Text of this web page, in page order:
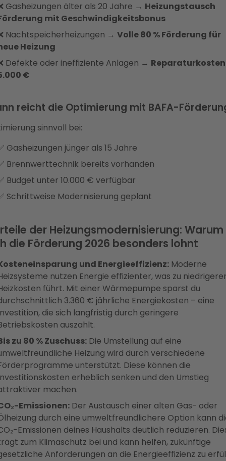
Gasheizungen älter als 20 Jahre → Heizungstausch
mit Geschwindigkeitsbonus
Nachtspeicherheizungen → Volle 80 % Förderung für
Heizung
Defekte oder ineffiziente Anlagen → Reparaturkosten
€
reicht die Optimierung mit BAFA-
sinnvoll bei:
Gasheizungen jünger als 15 Jahre
Brennwerttechnik bereits vorhanden
Budget unter 10.000 € verfügbar
Schrittweise Modernisierung geplant
der Heizungsmodernisierung: Warum
die Förderung 2026 besonders lohnt
und Energieeffizienz: Moderne
nutzen Energie effizienter, was zu
führt. Mit einer Wärmepumpe sparst du
3.360 € jährliche Energiekosten – eine
die sich langfristig durch geringere
auszahlt.
zu 80 % Zuschuss: Die Umstellung auf eine
Heizung wird durch verschiedene
unterstützt. Diese können die
erheblich senken und den Umstieg
machen.
Emissionen: Der Austausch einer alten Gas- oder
durch eine umweltfreundlichere Option kann
Emissionen deines Haushalts deutlich reduzieren.
zum Klimaschutz bei und kann helfen, zukünftige
Anforderungen an die Energieeffizienz zu